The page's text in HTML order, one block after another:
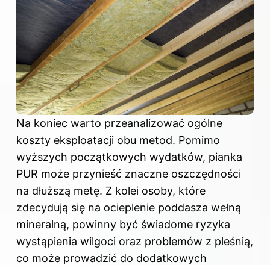
Na koniec warto przeanalizować ogólne
koszty eksploatacji obu metod. Pomimo
wyższych początkowych wydatków, pianka
PUR może przynieść znaczne oszczędności
na dłuższą metę. Z kolei osoby, które
zdecydują się na ocieplenie poddasza wełną
mineralną, powinny być świadome ryzyka
wystąpienia wilgoci oraz problemów z pleśnią,
co może prowadzić do dodatkowych